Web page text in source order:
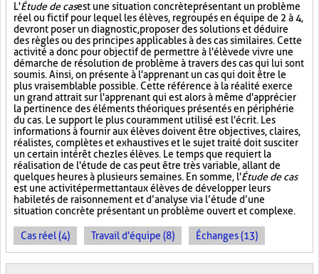
L'Étude de casest une situation concrète présentant un problème
réel ou fictif pour lequel les élèves, regroupés en équipe de 2 à 4,
devront poser un diagnostic, proposer des solutions et déduire
des règles ou des principes applicables à des cas similaires. Cette
activité a donc pour objectif de permettre à l'élève de vivre une
démarche de résolution de problème à travers des cas qui lui sont
soumis. Ainsi, on présente à l'apprenant un cas qui doit être le
plus vraisemblable possible. Cette référence à la réalité exerce
un grand attrait sur l'apprenant qui est alors à même d'apprécier
la pertinence des éléments théoriques présentés en périphérie
du cas. Le support le plus couramment utilisé est l'écrit. Les
informations à fournir aux élèves doivent être objectives, claires,
réalistes, complètes et exhaustives et le sujet traité doit susciter
un certain intérêt chez les élèves. Le temps que requiert la
réalisation de l'étude de cas peut être très variable, allant de
quelques heures à plusieurs semaines. En somme, l'Étude de cas
est une activité permettant aux élèves de développer leurs
habiletés de raisonnement et d’analyse via l’étude d’une
situation concrète présentant un problème ouvert et complexe.
Cas réel (4) Travail d'équipe (8) Échanges (13)